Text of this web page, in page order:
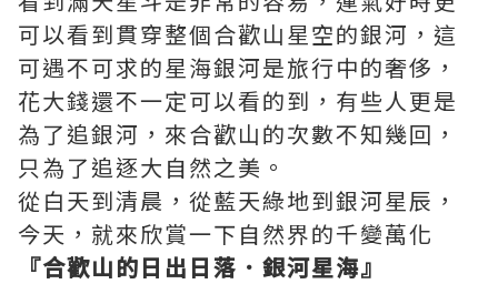
可以看到貫穿整個合歡山星空的銀河，這
可遇不可求的星海銀河是旅行中的奢侈，
花大錢還不一定可以看的到，有些人更是
為了追銀河，來合歡山的次數不知幾回，
只為了追逐大自然之美。
從白天到清晨，從藍天綠地到銀河星辰，
今天，就來欣賞一下自然界的千變萬化
『合歡山的日出日落．銀河星海』